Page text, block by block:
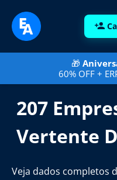
🎁
60% OFF +
207
Vertente
Veja dados completos